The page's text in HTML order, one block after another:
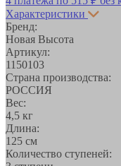
Характеристики
Бренд:
Новая Высота
Артикул:
1150103
Страна производства:
РОССИЯ
Вес:
4,5 кг
Длина:
125 см
Количество ступеней: